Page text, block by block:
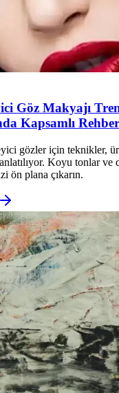
Göz Makyajı
Kapsamlı Rehber
gözler için teknikler,
Koyu tonlar ve
ön plana çıkarın.